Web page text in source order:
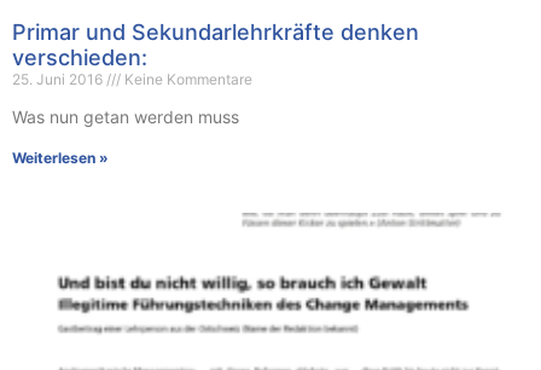
Primar und Sekundarlehrkräfte denken
verschieden:
25. Juni 2016 Keine Kommentare
Was nun getan werden muss
Weiterlesen »